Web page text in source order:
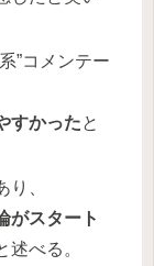
”コメンテー
すかったと
、
がスタート
述べる。